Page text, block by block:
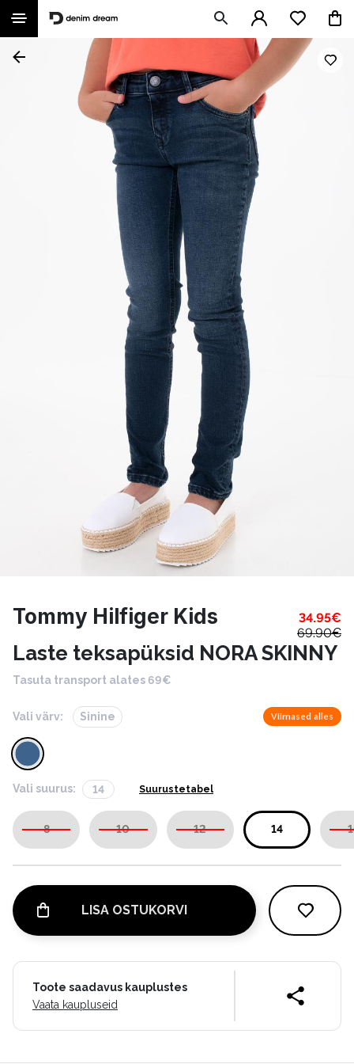
Tommy Hilfiger Kids 34.95€
69.90€
Laste teksapüksid NORA SKINNY
Tasuta transport alates 69€
Vali värv: Sinine Viimased alles
Vali suurus: 14 Suurustetabel
8 10 12 14
LISA OSTUKORVI
Toote saadavus kauplustes
Vaata kaupluseid